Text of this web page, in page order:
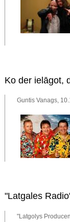
Ko der ielāgot,
Guntis Vanags,
"Latgales
"Latgolys